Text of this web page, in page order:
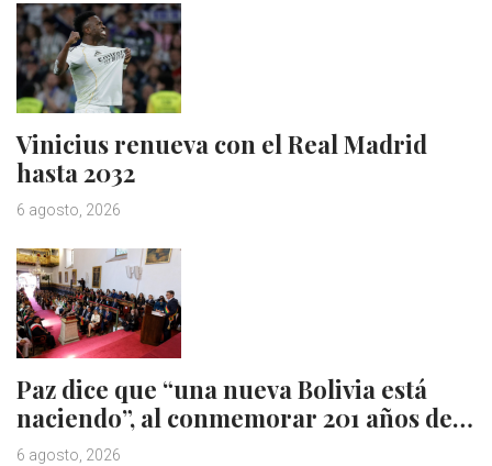
Vinicius renueva con el Real Madrid
hasta 2032
6 agosto, 2026
Paz dice que “una nueva Bolivia está
naciendo”, al conmemorar 201 años de…
6 agosto, 2026